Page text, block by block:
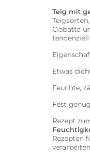
Teig mit
Ciabatta
Etwas
Feuchte,
Fest
Rezept
Rezepten